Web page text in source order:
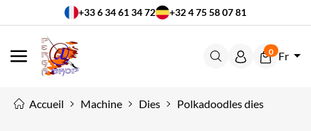
+33 6 34 61 34 72 +32 4 75 58 07 81
MENU
0 Fr
Accueil Machine Dies Polkadoodles dies